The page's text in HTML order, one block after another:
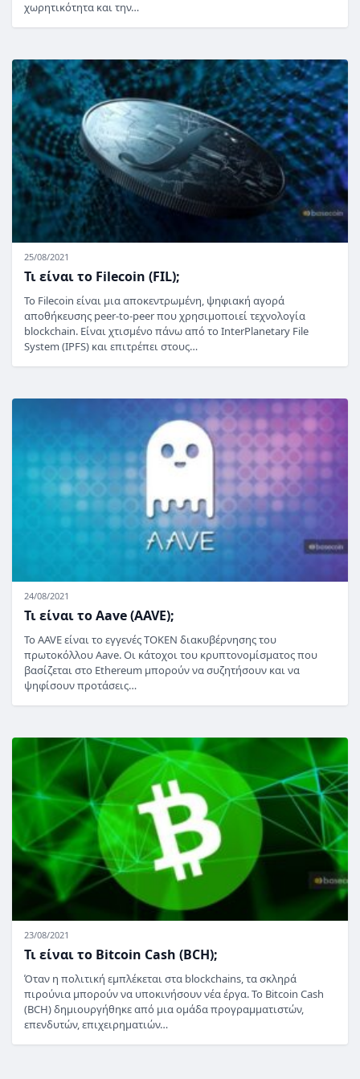
χωρητικότητα και την…
25/08/2021
Τι είναι το Filecoin (FIL);
Το Filecoin είναι μια αποκεντρωμένη, ψηφιακή αγορά
αποθήκευσης peer-to-peer που χρησιμοποιεί τεχνολογία
blockchain. Είναι χτισμένο πάνω από το InterPlanetary File
System (IPFS) και επιτρέπει στους…
24/08/2021
Τι είναι το Aave (AAVE);
Το AAVE είναι το εγγενές TOKEN διακυβέρνησης του
πρωτοκόλλου Aave. Οι κάτοχοι του κρυπτονομίσματος που
βασίζεται στο Ethereum μπορούν να συζητήσουν και να
ψηφίσουν προτάσεις…
23/08/2021
Τι είναι το Bitcoin Cash (BCH);
Όταν η πολιτική εμπλέκεται στα blockchains, τα σκληρά
πιρούνια μπορούν να υποκινήσουν νέα έργα. Το Bitcoin Cash
(BCH) δημιουργήθηκε από μια ομάδα προγραμματιστών,
επενδυτών, επιχειρηματιών…